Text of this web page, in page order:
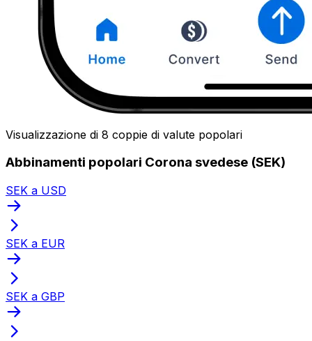
Visualizzazione di 8 coppie di valute popolari
Abbinamenti popolari Corona svedese (SEK)
SEK a USD
SEK a EUR
SEK a GBP